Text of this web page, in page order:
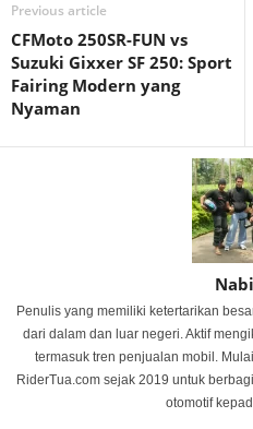
Previous article
CFMoto 250SR-FUN vs
Suzuki Gixxer SF 250: Sport
Fairing Modern yang
Nyaman
Penulis yang memiliki ketertarikan
dari dalam dan luar negeri. Aktif
termasuk tren penjualan mobil.
RiderTua.com sejak 2019 untuk
otomotif